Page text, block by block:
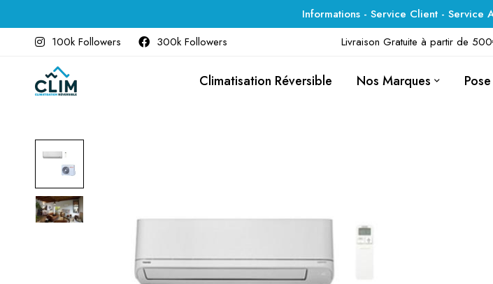
Informations - Service Client - Service
100k Followers
300k Followers Livraison Gratuite à partir de
Climatisation Réversible Nos Marques